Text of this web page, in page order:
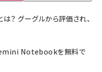
？ グーグルから評価され、
Notebookを無料で